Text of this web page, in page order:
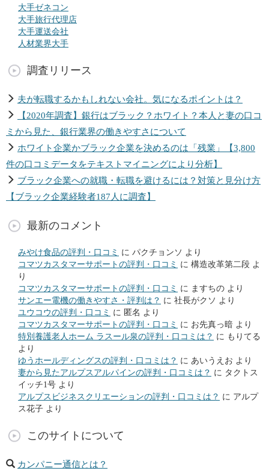
大手ゼネコン
大手旅行代理店
大手運送会社
人材業界大手
調査リリース
夫が転職するかもしれない会社。気になるポイントは？
【2020年調査】銀行はブラック？ホワイト？本人と妻の口コ
ミから見た、銀行業界の働きやすさについて
ホワイト企業かブラック企業を決めるのは「残業」【3,800
件の口コミデータをテキストマイニングにより分析】
ブラック企業への就職・転職を避けるには？対策と見分け方
【ブラック企業経験者187人に調査】
最新のコメント
みやけ食品の評判・口コミ に パクチョンソ より
コマツカスタマーサポートの評判・口コミ に 構造改革第二段 よ
り
コマツカスタマーサポートの評判・口コミ に ますちの より
サンエー電機の働きやすさ・評判は？ に 社長がクソ より
ユウコウの評判・口コミ に 匿名 より
コマツカスタマーサポートの評判・口コミ に お先真っ暗 より
特別養護老人ホーム ラスール泉の評判・口コミは？ に もりてる
より
ゆうホールディングスの評判・口コミは？ に あいうえお より
妻から見たアルプスアルパインの評判・口コミは？ に タクトス
イッチ1号 より
アルプスビジネスクリエーションの評判・口コミは？ に アルプ
ス花子 より
このサイトについて
カンパニー通信とは？